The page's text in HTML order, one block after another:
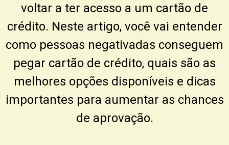
voltar a ter acesso a um cartão de
crédito. Neste artigo, você vai entender
como pessoas negativadas conseguem
pegar cartão de crédito, quais são as
melhores opções disponíveis e dicas
importantes para aumentar as chances
de aprovação.